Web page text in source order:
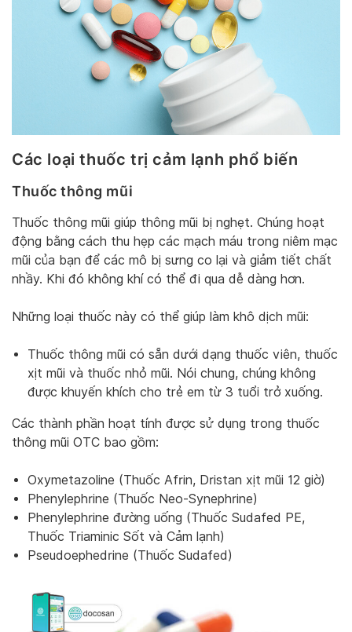
Các loại thuốc trị cảm lạnh phổ biến
Thuốc thông mũi
Thuốc thông mũi giúp thông mũi bị nghẹt. Chúng hoạt
động bằng cách thu hẹp các mạch máu trong niêm mạc
mũi của bạn để các mô bị sưng co lại và giảm tiết chất
nhầy. Khi đó không khí có thể đi qua dễ dàng hơn.
Những loại thuốc này có thể giúp làm khô dịch mũi:
Thuốc thông mũi có sẵn dưới dạng thuốc viên, thuốc
xịt mũi và thuốc nhỏ mũi. Nói chung, chúng không
được khuyến khích cho trẻ em từ 3 tuổi trở xuống.
Các thành phần hoạt tính được sử dụng trong thuốc
thông mũi OTC bao gồm:
Oxymetazoline (Thuốc Afrin, Dristan xịt mũi 12 giờ)
Phenylephrine (Thuốc Neo-Synephrine)
Phenylephrine đường uống (Thuốc Sudafed PE,
Thuốc Triaminic Sốt và Cảm lạnh)
Pseudoephedrine (Thuốc Sudafed)